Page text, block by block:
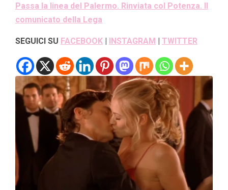
Passa la linea del Palermo. Rinviata col Potenza. Il
comunicato della Lega
SEGUICI SU FACEBOOK | INSTAGRAM | TWITTER